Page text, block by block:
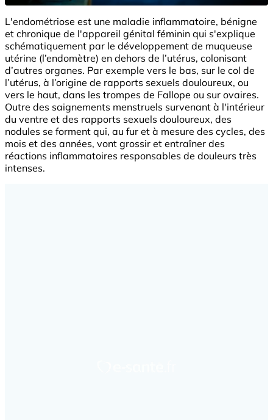
L'endométriose est une maladie inflammatoire, bénigne
et chronique de l'appareil génital féminin qui s'explique
schématiquement par le développement de muqueuse
utérine (l’endomètre) en dehors de l’utérus, colonisant
d’autres organes. Par exemple vers le bas, sur le col de
l’utérus, à l’origine de rapports sexuels douloureux, ou
vers le haut, dans les trompes de Fallope ou sur ovaires.
Outre des saignements menstruels survenant à l'intérieur
du ventre et des rapports sexuels douloureux, des
nodules se forment qui, au fur et à mesure des cycles, des
mois et des années, vont grossir et entraîner des
réactions inflammatoires responsables de douleurs très
intenses.